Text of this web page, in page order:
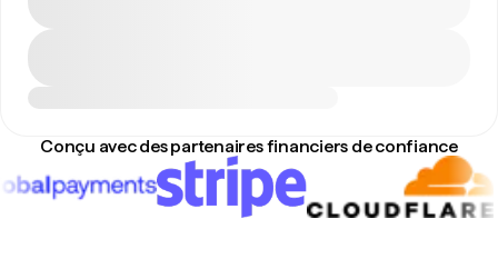
Conçu avec des partenaires financiers de confiance